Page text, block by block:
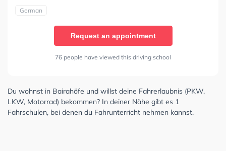
German
Request an appointment
76 people have viewed this driving school
Du wohnst in Bairahöfe und willst deine Fahrerlaubnis (PKW,
LKW, Motorrad) bekommen? In deiner Nähe gibt es 1
Fahrschulen, bei denen du Fahrunterricht nehmen kannst.